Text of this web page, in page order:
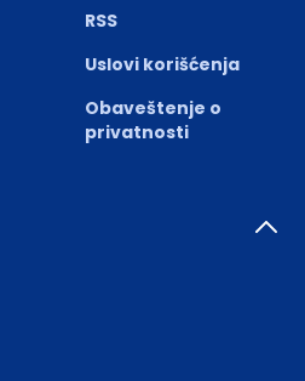
RSS
Uslovi korišćenja
Obaveštenje o
privatnosti